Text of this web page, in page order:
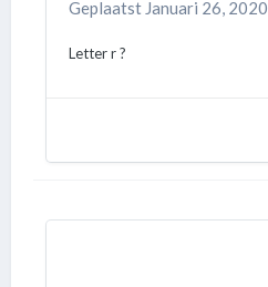
Geplaatst Januari 26, 2020
Letter r ?